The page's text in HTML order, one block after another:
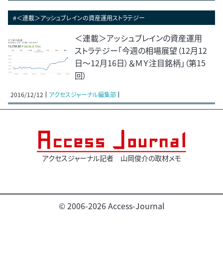
#＜連載＞アッシュブレインの資産運用ストラテジー
＜連載＞アッシュブレインの資産運用
ストラテジー「今週の相場展望（12月12
日～12月16日）＆ＭＹ注目銘柄」（第15
回）
2016/12/12 アクセスジャーナル編集部
アクセスジャーナル記者 山岡俊介の取材メモ
© 2006-2026 Access-Journal